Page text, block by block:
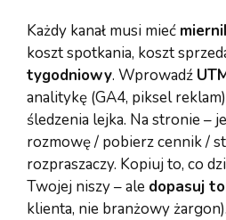
Każdy kanał musi mieć
koszt spotkania, koszt
tygodniowy. Wprowadź
analitykę (GA4, piksel
śledzenia lejka. Na stronie –
rozmowę / pobierz cennik /
rozpraszaczy. Kopiuj to, co
Twojej niszy – ale dopasuj
klienta, nie branżowy